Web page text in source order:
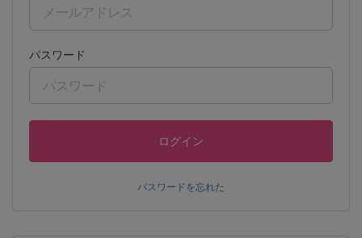
パスワード
ログイン
パスワードを忘れた